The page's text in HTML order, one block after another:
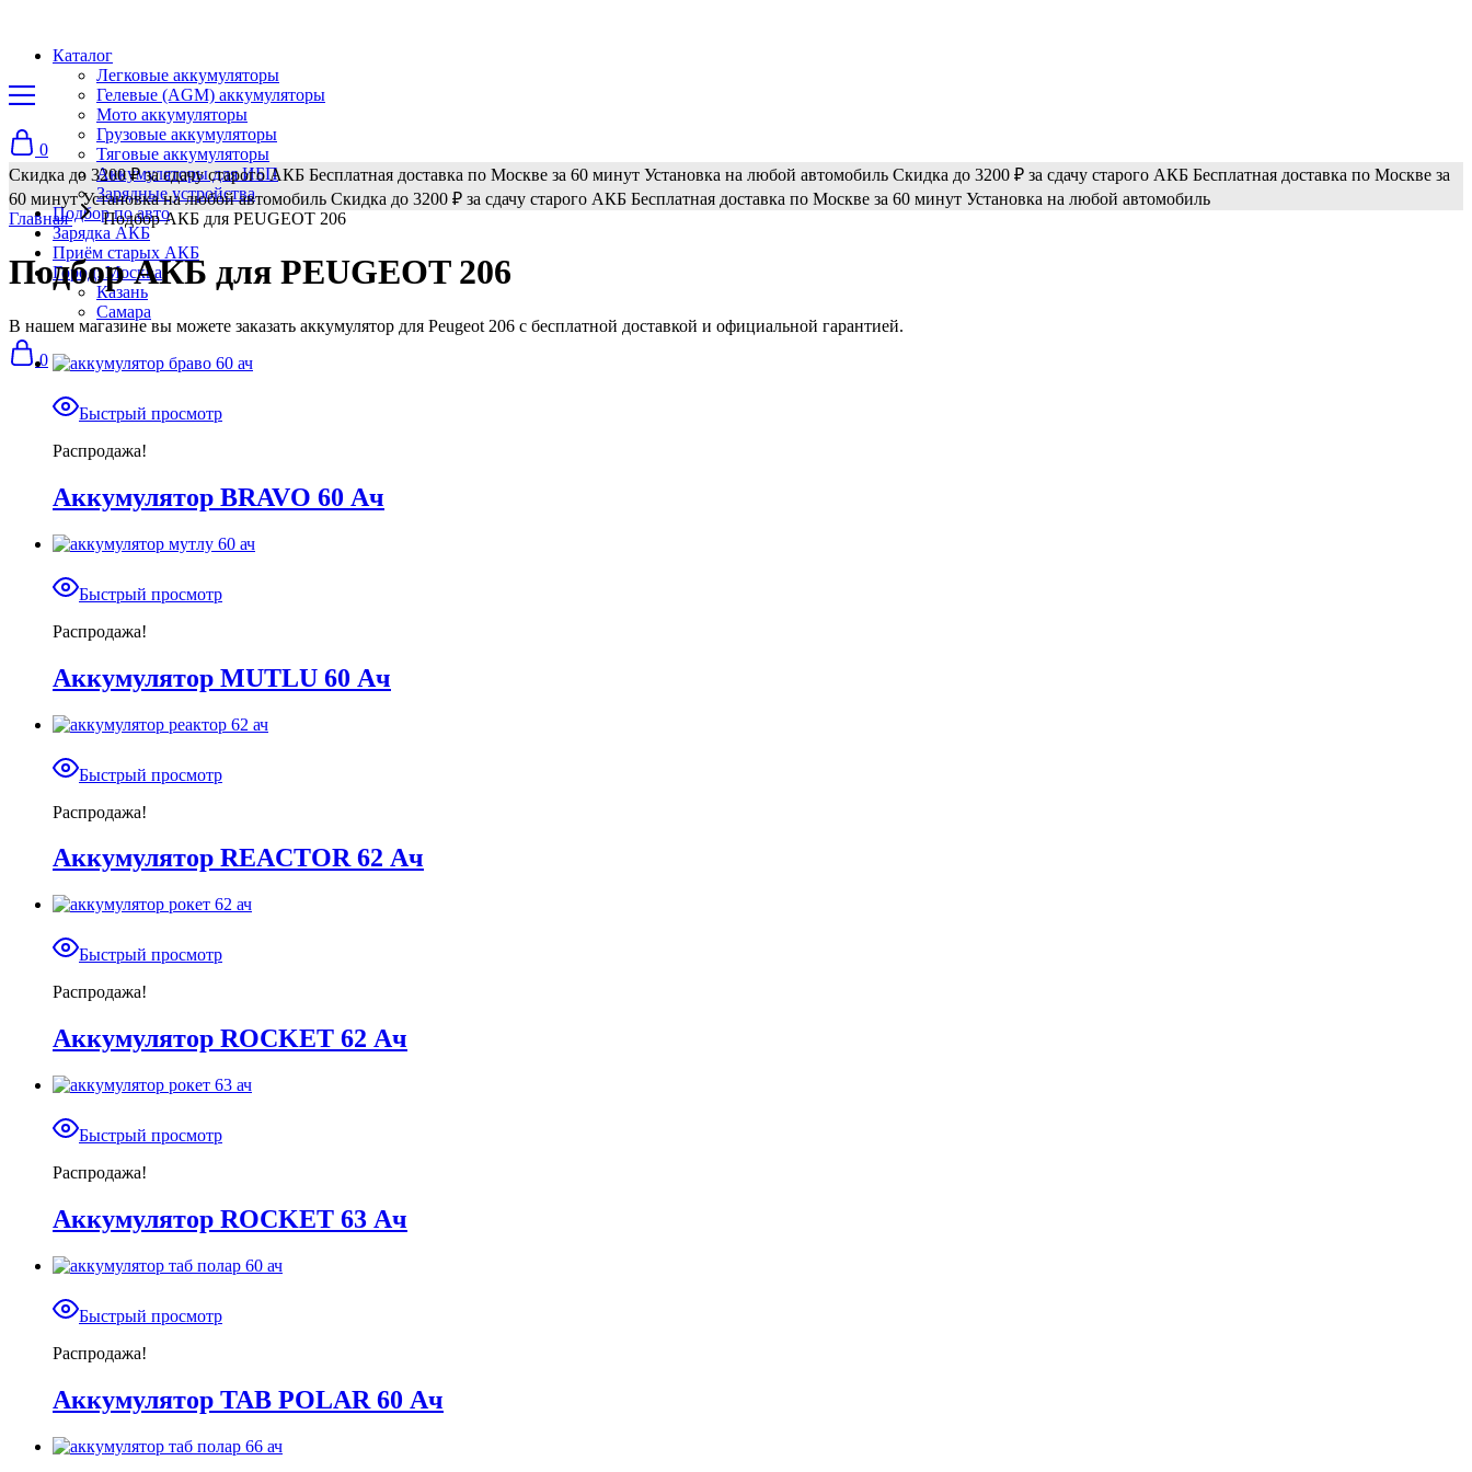
Каталог
Легковые аккумуляторы
Гелевые (AGM) аккумуляторы
Мото аккумуляторы
Грузовые аккумуляторы
Тяговые аккумуляторы
Аккумуляторы для ИБП
Зарядные устройства
Подбор по авто
Зарядка АКБ
Приём старых АКБ
Город: Москва
Казань
Самара
0
0
Скидка до 3200 ₽ за сдачу старого АКБ Бесплатная доставка по Москве за 60 минут Установка на любой автомобиль Скидка до 3200 ₽ за сдачу старого АКБ Бесплатная доставка по Москве за
60 минут Установка на любой автомобиль Скидка до 3200 ₽ за сдачу старого АКБ Бесплатная доставка по Москве за 60 минут Установка на любой автомобиль
Главная
Подбор АКБ для PEUGEOT 206
Подбор АКБ для PEUGEOT 206
В нашем магазине вы можете заказать аккумулятор для Peugeot 206 с бесплатной доставкой и официальной гарантией.
Быстрый просмотр
Распродажа!
Аккумулятор BRAVO 60 Ач
Быстрый просмотр
Распродажа!
Аккумулятор MUTLU 60 Ач
Быстрый просмотр
Распродажа!
Аккумулятор REACTOR 62 Ач
Быстрый просмотр
Распродажа!
Аккумулятор ROCKET 62 Ач
Быстрый просмотр
Распродажа!
Аккумулятор ROCKET 63 Ач
Быстрый просмотр
Распродажа!
Аккумулятор TAB POLAR 60 Ач